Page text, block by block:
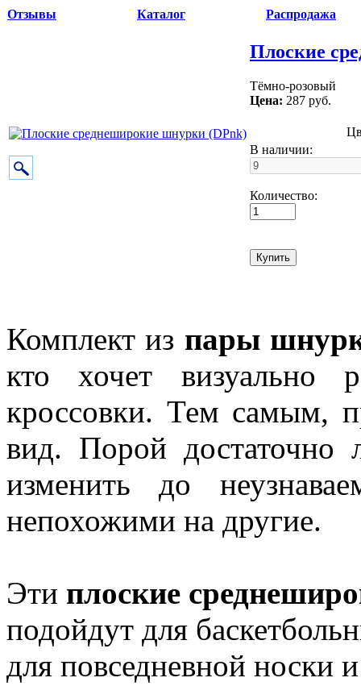
Отзывы Каталог Распродажа
Плоские
Тёмно-розовый
Цена: 287 руб.
В наличии:
Количество:
Комплект из пары
кто хочет визуально
кроссовки. Тем самым,
вид. Порой
изменить до
непохожими на другие.
Эти плоские
подойдут для
для повседневной носки